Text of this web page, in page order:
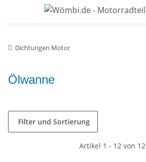
Dichtungen Motor
Ölwanne
Filter und Sortierung
Artikel 1 - 12 von 12